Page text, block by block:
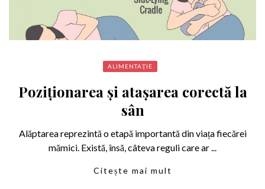
ALIMENTAȚIE
Poziționarea și atașarea corectă la
sân
Alăptarea reprezintă o etapă importantă din viața fiecărei
mămici. Există, însă, câteva reguli care ar ...
Citește mai mult